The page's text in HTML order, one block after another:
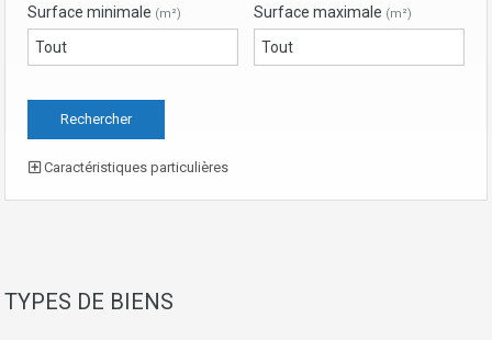
Surface minimale (m²) Surface maximale (m²)
Caractéristiques particulières
TYPES DE BIENS